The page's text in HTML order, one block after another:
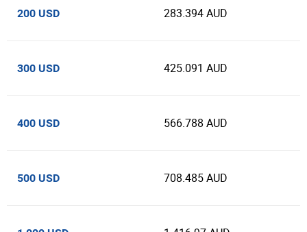
200 USD 283.394 AUD
300 USD 425.091 AUD
400 USD 566.788 AUD
500 USD 708.485 AUD